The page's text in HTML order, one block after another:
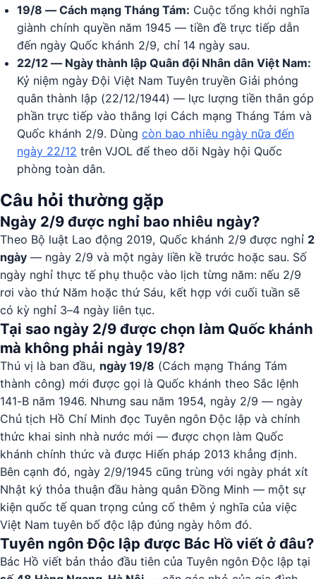
19/8 — Cách mạng Tháng Tám: Cuộc tổng khởi nghĩa
giành chính quyền năm 1945 — tiền đề trực tiếp dẫn
đến ngày Quốc khánh 2/9, chỉ 14 ngày sau.
22/12 — Ngày thành lập Quân đội Nhân dân Việt Nam:
Kỷ niệm ngày Đội Việt Nam Tuyên truyền Giải phóng
quân thành lập (22/12/1944) — lực lượng tiền thân góp
phần trực tiếp vào thắng lợi Cách mạng Tháng Tám và
Quốc khánh 2/9. Dùng còn bao nhiêu ngày nữa đến
ngày 22/12 trên VJOL để theo dõi Ngày hội Quốc
phòng toàn dân.
Câu hỏi thường gặp
Ngày 2/9 được nghỉ bao nhiêu ngày?
Theo Bộ luật Lao động 2019, Quốc khánh 2/9 được nghỉ 2
ngày — ngày 2/9 và một ngày liền kề trước hoặc sau. Số
ngày nghỉ thực tế phụ thuộc vào lịch từng năm: nếu 2/9
rơi vào thứ Năm hoặc thứ Sáu, kết hợp với cuối tuần sẽ
có kỳ nghỉ 3–4 ngày liên tục.
Tại sao ngày 2/9 được chọn làm Quốc khánh
mà không phải ngày 19/8?
Thú vị là ban đầu, ngày 19/8 (Cách mạng Tháng Tám
thành công) mới được gọi là Quốc khánh theo Sắc lệnh
141-B năm 1946. Nhưng sau năm 1954, ngày 2/9 — ngày
Chủ tịch Hồ Chí Minh đọc Tuyên ngôn Độc lập và chính
thức khai sinh nhà nước mới — được chọn làm Quốc
khánh chính thức và được Hiến pháp 2013 khẳng định.
Bên cạnh đó, ngày 2/9/1945 cũng trùng với ngày phát xít
Nhật ký thỏa thuận đầu hàng quân Đồng Minh — một sự
kiện quốc tế quan trọng củng cố thêm ý nghĩa của việc
Việt Nam tuyên bố độc lập đúng ngày hôm đó.
Tuyên ngôn Độc lập được Bác Hồ viết ở đâu?
Bác Hồ viết bản thảo đầu tiên của Tuyên ngôn Độc lập tại